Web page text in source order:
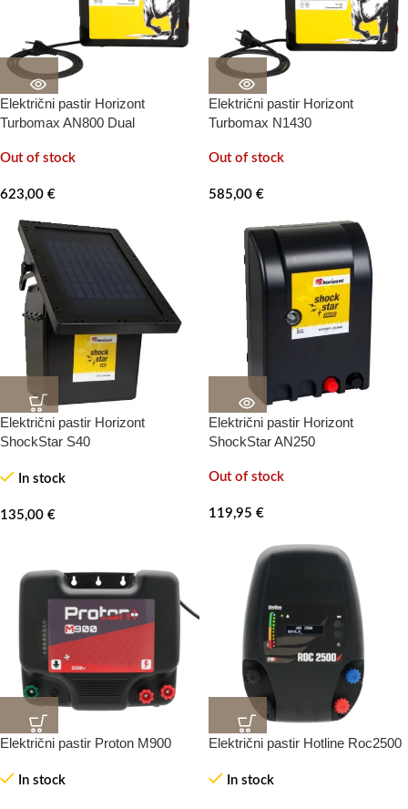
Električni pastir Horizont
Turbomax AN800 Dual
Out of stock
623,00 €
Električni pastir Horizont
Turbomax N1430
Out of stock
585,00 €
Električni pastir Horizont
ShockStar S40
In stock
135,00 €
Električni pastir Horizont
ShockStar AN250
Out of stock
119,95 €
Električni pastir Proton M900
In stock
Električni pastir Hotline Roc2500
In stock